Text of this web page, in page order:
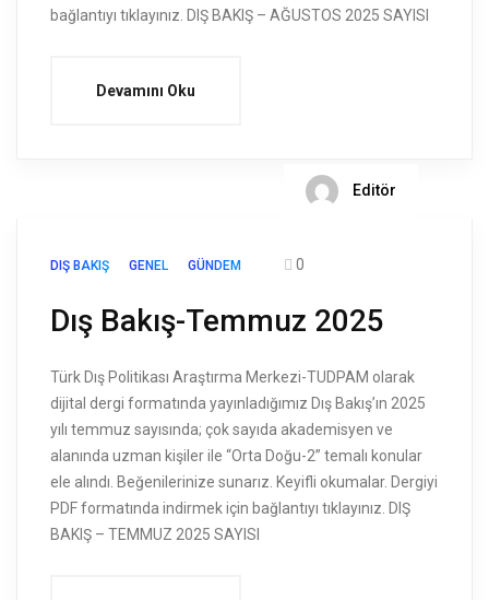
bağlantıyı tıklayınız. DIŞ BAKIŞ – AĞUSTOS 2025 SAYISI
Devamını Oku
Editör
DIŞ BAKIŞ GENEL GÜNDEM 0
Dış Bakış-Temmuz 2025
Türk Dış Politikası Araştırma Merkezi-TUDPAM olarak
dijital dergi formatında yayınladığımız Dış Bakış’ın 2025
yılı temmuz sayısında; çok sayıda akademisyen ve
alanında uzman kişiler ile “Orta Doğu-2” temalı konular
ele alındı. Beğenilerinize sunarız. Keyifli okumalar. Dergiyi
PDF formatında indirmek için bağlantıyı tıklayınız. DIŞ
BAKIŞ – TEMMUZ 2025 SAYISI